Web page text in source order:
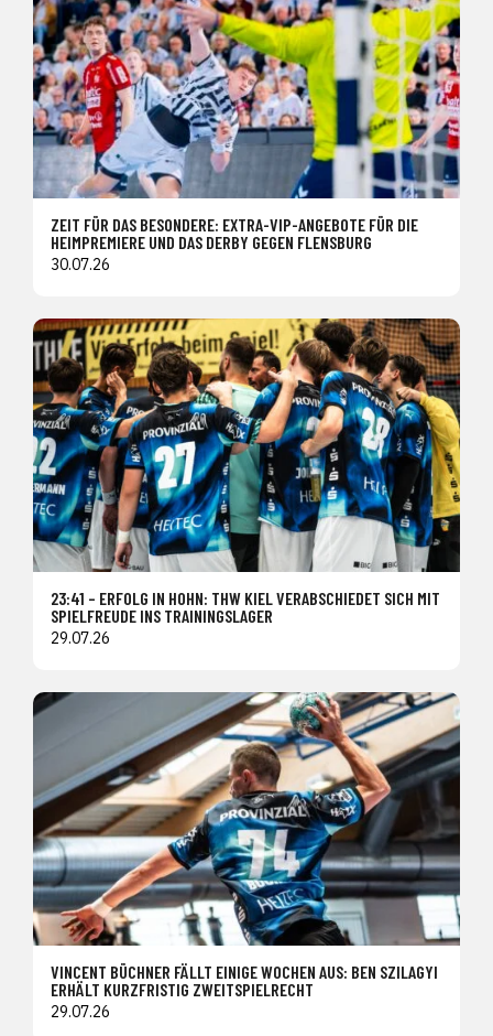
ZEIT FÜR DAS BESONDERE: EXTRA-VIP-ANGEBOTE FÜR DIE
HEIMPREMIERE UND DAS DERBY GEGEN FLENSBURG
30.07.26
23:41 – ERFOLG IN HOHN: THW KIEL VERABSCHIEDET SICH MIT
SPIELFREUDE INS TRAININGSLAGER
29.07.26
VINCENT BÜCHNER FÄLLT EINIGE WOCHEN AUS: BEN SZILAGYI
ERHÄLT KURZFRISTIG ZWEITSPIELRECHT
29.07.26